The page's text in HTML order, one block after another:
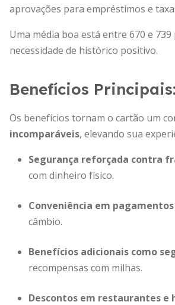
aprovações para empréstimos e
Uma média boa está entre 670 e
necessidade de histórico positivo.
Benefícios
Os benefícios tornam o cartão um
incomparáveis, elevando sua
Segurança reforçada contra
com dinheiro físico.
Conveniência em
câmbio.
Benefícios adicionais como
recompensas com milhas.
Descontos em restaurantes e